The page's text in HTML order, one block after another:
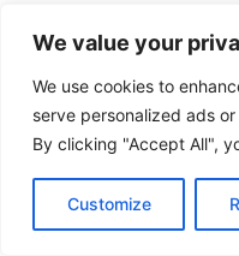
We value your
We use cookies to
serve personalized ads
By clicking "Accept All",
Customize